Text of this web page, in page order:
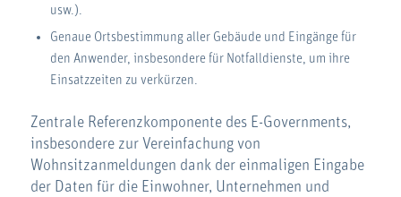
usw.).
Genaue Ortsbestimmung aller Gebäude und Eingänge für
den Anwender, insbesondere für Notfalldienste, um ihre
Einsatzzeiten zu verkürzen.
Zentrale Referenzkomponente des E-Governments,
insbesondere zur Vereinfachung von
Wohnsitzanmeldungen dank der einmaligen Eingabe
der Daten für die Einwohner, Unternehmen und